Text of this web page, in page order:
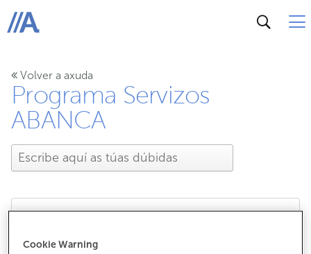
ABANCA
Volver a axuda
Programa Servizos
ABANCA
Desde cando empezan a
Cookie Warning